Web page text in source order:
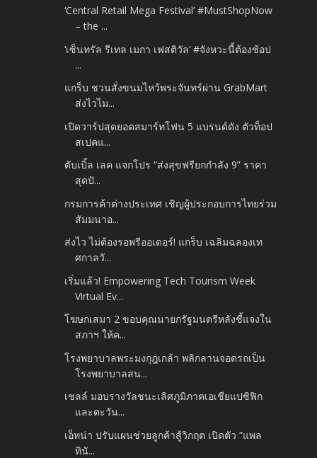
‘Central Retail Mega Festival’ #MustShopNow
– the ...
‘เซ็นทรัล รีเทล เมกา เฟสติวัล’ #จังหวะนี้ต้องช้อป
...
แกร็บ ชวนสั่งขนมไหว้พระจันทร์ผ่าน GrabMart
ส่งไวไม...
เปิดวาร์ปสุดยอดสมาร์ทโฟน 5 แบรนด์ดัง ตัวท็อป
สเปคแ...
ดับเบิ้ล เลค แจกโปร “ส่งสุขฟรียกกำลัง 9” ราคา
สุดปั...
กรมการค้าต่างประเทศ เชิญผู้ประกอบการไทยร่วม
สัมมนาอ...
ส่งไว ไม่ต้องรอพรีออเดอร์! แกร็บ เฉลิมฉลองเท
ศกาลวั...
เริ่มแล้ว! Empowering Tech Tourism Week
Virtual Ev...
โฆษกเสมา 2 ขอบคุณนายกรัฐมนตรีหลังชี้แจงใน
สภาฯ ให้ค...
โรงพยาบาลพระมงกุฎเกล้า พลิกลานจอดรถเป็น
โรงพยาบาลสน...
เชลล์ มอบรางวัลชนะเลิศภูมิภาคเอเชียแปซิฟิก
และตะวัน...
เอ็ทน่า ปรับแผนช่วยลูกค้าสู้วิกฤต เปิดตัว “แพล
ทินั...